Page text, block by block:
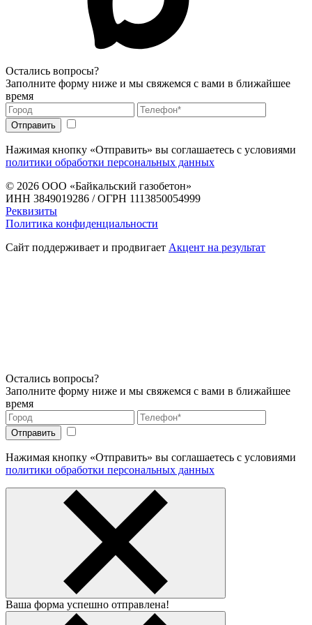
Остались вопросы?
Заполните форму ниже и мы свяжемся с вами в ближайшее
время
Нажимая кнопку «Отправить» вы соглашаетесь с условиями
политики обработки персональных данных
© 2026 ООО «Байкальский газобетон»
ИНН 3849019286 / ОГРН 1113850054999
Реквизиты
Политика конфиденциальности
Сайт поддерживает и продвигает Акцент на результат
Остались вопросы?
Заполните форму ниже и мы свяжемся с вами в ближайшее
время
Нажимая кнопку «Отправить» вы соглашаетесь с условиями
политики обработки персональных данных
Ваша форма успешно отправлена!